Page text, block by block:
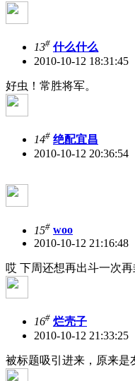
13# 什么什么
2010-10-12 18:31:45
好虫！常胜将军。
14# 绝配宜昌
2010-10-12 20:36:54
15# woo
2010-10-12 21:16:48
哎 下周还想再出斗一次
16# 烂壳子
2010-10-12 21:33:25
被标题吸引进来，原来是